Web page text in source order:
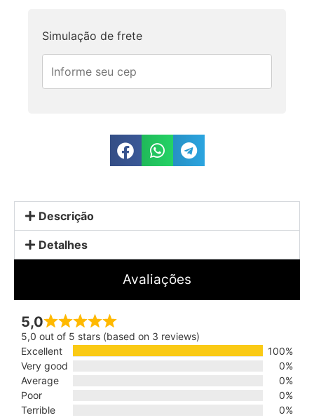
Simulação de frete
Descrição
Detalhes
Avaliações
5,0
5,0 out of 5 stars (based on 3 reviews)
Excellent
100%
Very good
0%
Average
0%
Poor
0%
Terrible
0%